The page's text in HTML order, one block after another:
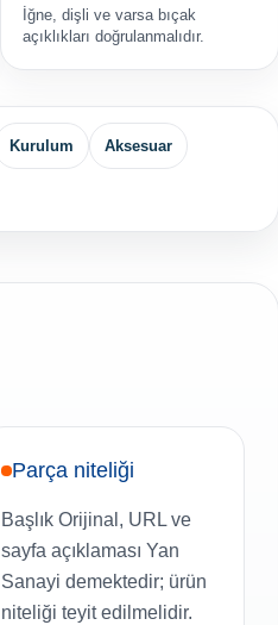
İğne, dişli ve varsa bıçak
açıklıkları doğrulanmalıdır.
Kurulum Aksesuar
Parça niteliği
Başlık Orijinal, URL ve
sayfa açıklaması Yan
Sanayi demektedir; ürün
niteliği teyit edilmelidir.